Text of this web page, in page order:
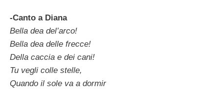
-Canto a Diana
Bella dea del’arco!
Bella dea delle frecce!
Della caccia e dei cani!
Tu vegli colle stelle,
Quando il sole va a dormir